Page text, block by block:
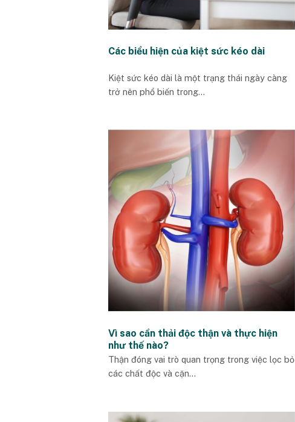
Các biểu hiện của kiệt sức kéo dài
Kiệt sức kéo dài là một trạng thái ngày càng
trở nên phổ biến trong...
Vì sao cần thải độc thận và thực hiện
như thế nào?
Thận đóng vai trò quan trọng trong việc lọc bỏ
các chất độc và cặn...